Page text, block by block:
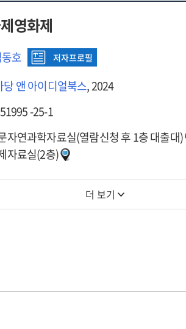
영화제
호 저자프로필
당 앤 아이디얼북스, 2024
-25-1
자연과학자료실(열람신청 후 1층 대출대)
자료실(2층)
더 보기